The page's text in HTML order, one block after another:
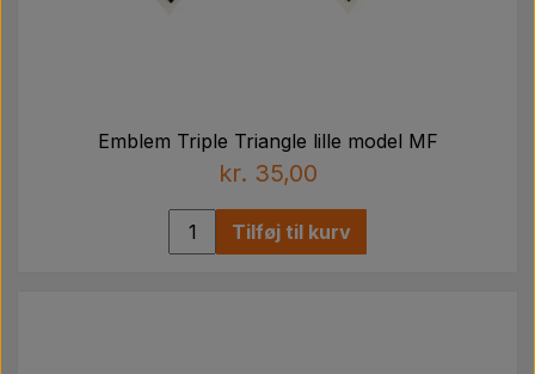
Emblem Triple Triangle lille model MF
kr. 35,00
Tilføj til kurv